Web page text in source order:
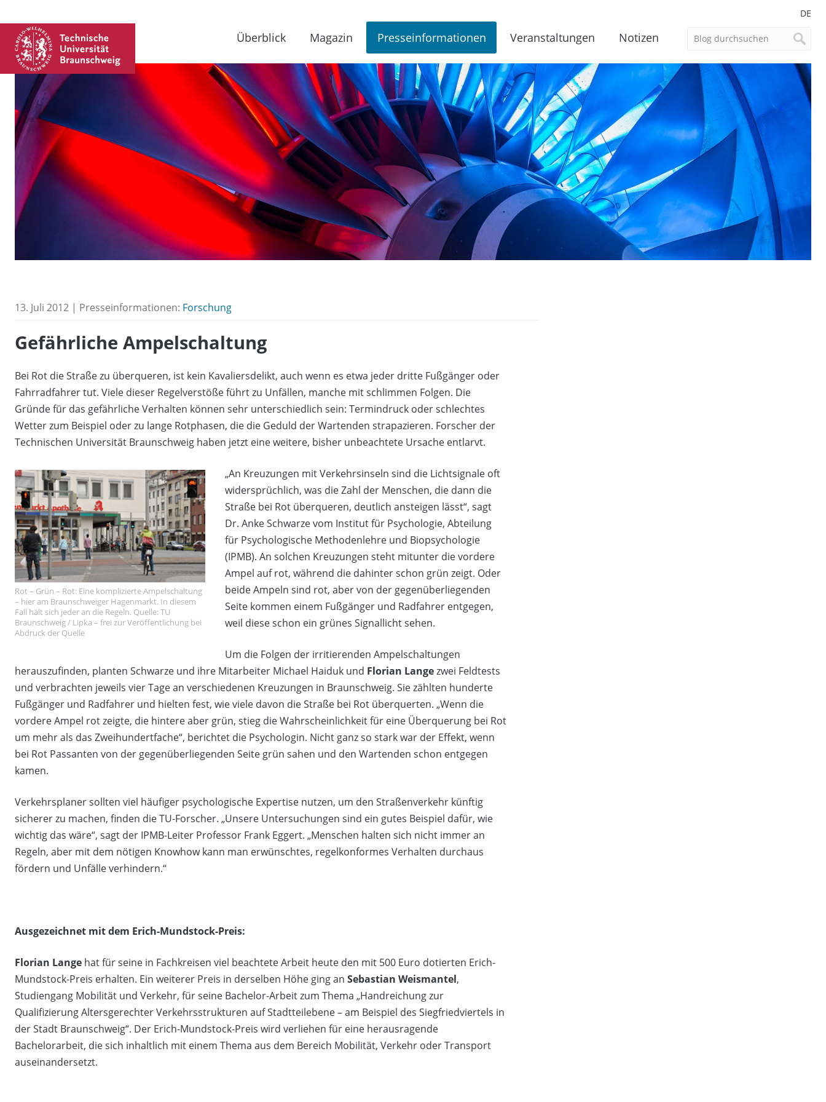
DE
Überblick Magazin Presseinformationen Veranstaltungen Notizen
13. Juli 2012 | Presseinformationen: Forschung
Gefährliche Ampelschaltung
Bei Rot die Straße zu überqueren, ist kein Kavaliersdelikt, auch wenn es etwa jeder dritte Fußgänger oder
Fahrradfahrer tut. Viele dieser Regelverstöße führt zu Unfällen, manche mit schlimmen Folgen. Die
Gründe für das gefährliche Verhalten können sehr unterschiedlich sein: Termindruck oder schlechtes
Wetter zum Beispiel oder zu lange Rotphasen, die die Geduld der Wartenden strapazieren. Forscher der
Technischen Universität Braunschweig haben jetzt eine weitere, bisher unbeachtete Ursache entlarvt.
Rot – Grün – Rot: Eine komplizierte Ampelschaltung
– hier am Braunschweiger Hagenmarkt. In diesem
Fall hält sich jeder an die Regeln. Quelle: TU
Braunschweig / Lipka – frei zur Veröffentlichung bei
Abdruck der Quelle
„An Kreuzungen mit Verkehrsinseln sind die Lichtsignale oft
widersprüchlich, was die Zahl der Menschen, die dann die
Straße bei Rot überqueren, deutlich ansteigen lässt“, sagt
Dr. Anke Schwarze vom Institut für Psychologie, Abteilung
für Psychologische Methodenlehre und Biopsychologie
(IPMB). An solchen Kreuzungen steht mitunter die vordere
Ampel auf rot, während die dahinter schon grün zeigt. Oder
beide Ampeln sind rot, aber von der gegenüberliegenden
Seite kommen einem Fußgänger und Radfahrer entgegen,
weil diese schon ein grünes Signallicht sehen.
Um die Folgen der irritierenden Ampelschaltungen
herauszufinden, planten Schwarze und ihre Mitarbeiter Michael Haiduk und Florian Langezwei Feldtests
und verbrachten jeweils vier Tage an verschiedenen Kreuzungen in Braunschweig. Sie zählten hunderte
Fußgänger und Radfahrer und hielten fest, wie viele davon die Straße bei Rot überquerten. „Wenn die
vordere Ampel rot zeigte, die hintere aber grün, stieg die Wahrscheinlichkeit für eine Überquerung bei Rot
um mehr als das Zweihundertfache“, berichtet die Psychologin. Nicht ganz so stark war der Effekt, wenn
bei Rot Passanten von der gegenüberliegenden Seite grün sahen und den Wartenden schon entgegen
kamen.
Verkehrsplaner sollten viel häufiger psychologische Expertise nutzen, um den Straßenverkehr künftig
sicherer zu machen, finden die TU-Forscher. „Unsere Untersuchungen sind ein gutes Beispiel dafür, wie
wichtig das wäre“, sagt der IPMB-Leiter Professor Frank Eggert. „Menschen halten sich nicht immer an
Regeln, aber mit dem nötigen Knowhow kann man erwünschtes, regelkonformes Verhalten durchaus
fördern und Unfälle verhindern.“
Ausgezeichnet mit dem Erich-Mundstock-Preis:
Florian Lange hat für seine in Fachkreisen viel beachtete Arbeit heute den mit 500 Euro dotierten Erich-
Mundstock-Preis erhalten. Ein weiterer Preis in derselben Höhe ging an Sebastian Weismantel,
Studiengang Mobilität und Verkehr, für seine Bachelor-Arbeit zum Thema „Handreichung zur
Qualifizierung Altersgerechter Verkehrsstrukturen auf Stadtteilebene – am Beispiel des Siegfriedviertels in
der Stadt Braunschweig“. Der Erich-Mundstock-Preis wird verliehen für eine herausragende
Bachelorarbeit, die sich inhaltlich mit einem Thema aus dem Bereich Mobilität, Verkehr oder Transport
auseinandersetzt.